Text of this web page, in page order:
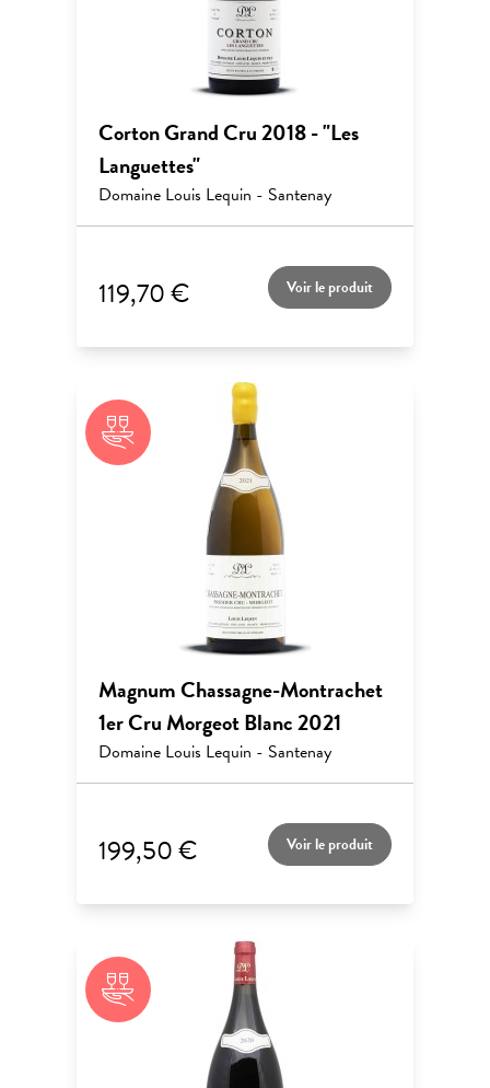
Corton Grand Cru 2018 - "Les
Languettes"
Domaine Louis Lequin - Santenay
119,70 € Voir le produit
Magnum Chassagne-Montrachet
1er Cru Morgeot Blanc 2021
Domaine Louis Lequin - Santenay
199,50 € Voir le produit